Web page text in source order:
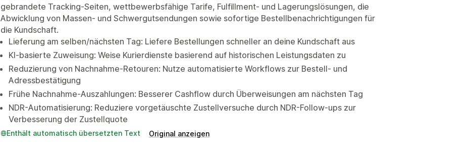
gebrandete Tracking-Seiten, wettbewerbsfähige Tarife, Fulfillment- und Lagerungslösungen, die
Abwicklung von Massen- und Schwergutsendungen sowie sofortige Bestellbenachrichtigungen für
die Kundschaft.
Lieferung am selben/nächsten Tag: Liefere Bestellungen schneller an deine Kundschaft aus
KI-basierte Zuweisung: Weise Kurierdienste basierend auf historischen Leistungsdaten zu
Reduzierung von Nachnahme-Retouren: Nutze automatisierte Workflows zur Bestell- und
Adressbestätigung
Frühe Nachnahme-Auszahlungen: Besserer Cashflow durch Überweisungen am nächsten Tag
NDR-Automatisierung: Reduziere vorgetäuschte Zustellversuche durch NDR-Follow-ups zur
Verbesserung der Zustellquote
Enthält automatisch übersetzten Text Original anzeigen